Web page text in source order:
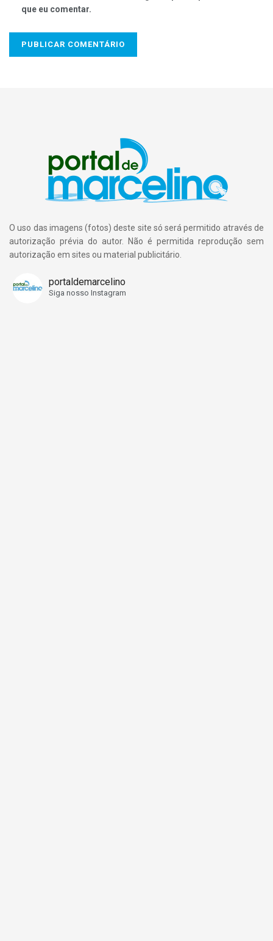
que eu comentar.
O uso das imagens (fotos) deste site só será permitido através de
autorização prévia do autor. Não é permitida reprodução sem
autorização em sites ou material publicitário.
portaldemarcelino
Siga nosso Instagram